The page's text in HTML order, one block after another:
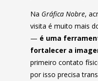
Na Gráfica Nobre,
visita é muito mais
— é uma
fortalecer a
primeiro contato
por isso precisa